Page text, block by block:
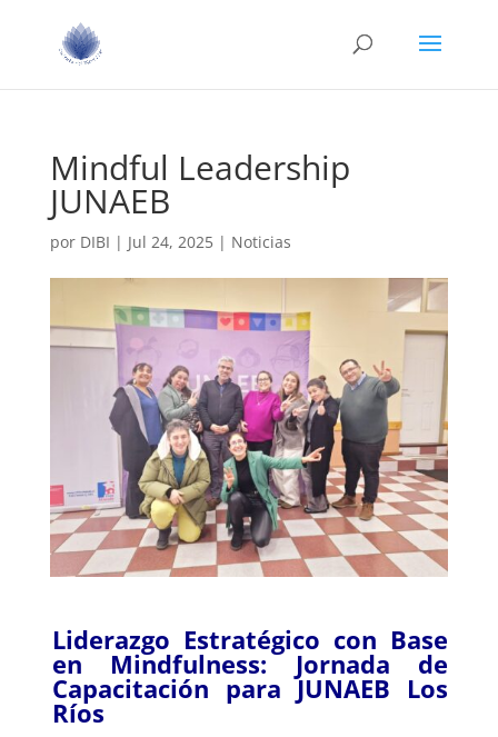
Mindful Leadership
JUNAEB
por DIBI | Jul 24, 2025| Noticias
Liderazgo Estratégico con Base
en Mindfulness: Jornada de
Capacitación paraJUNAEB Los
Ríos